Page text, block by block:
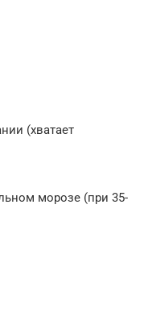
(хватает
морозе (при 35-